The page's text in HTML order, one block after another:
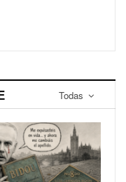
Todas